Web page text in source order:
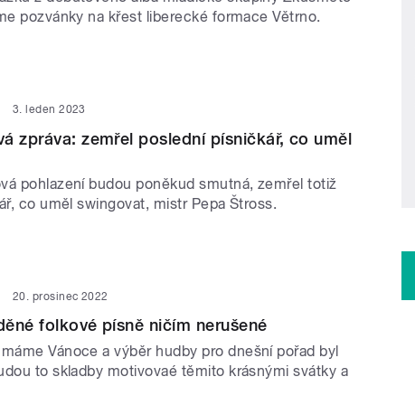
pozvánky na křest liberecké formace Větrno.
3. leden 2023
zpráva: zemřel poslední písničkář, co uměl
pohlazení budou poněkud smutná, zemřel totiž
co uměl swingovat, mistr Pepa Štross.
20. prosinec 2022
folkové písně ničím nerušené
Vánoce a výběr hudby pro dnešní pořad byl
to skladby motivovaé těmito krásnými svátky a